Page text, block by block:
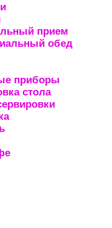
прием
обед
приборы
стола